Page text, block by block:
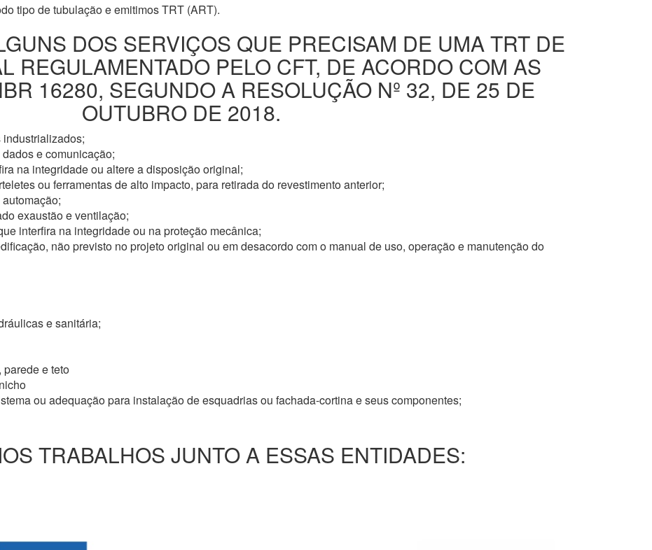
tipo de tubulação e emitimos TRT (ART).
DOS SERVIÇOS QUE PRECISAM DE UMA TRT DE
REGULAMENTADO PELO CFT, DE ACORDO COM AS
16280, SEGUNDO A RESOLUÇÃO Nº 32, DE 25 DE
OUTUBRO DE 2018.
e comunicação;
na integridade ou altere a disposição original;
ou ferramentas de alto impacto, para retirada do revestimento anterior;
exaustão e ventilação;
interfira na integridade ou na proteção mecânica;
não previsto no projeto original ou em desacordo com o manual de uso, operação e manutenção do
e sanitária;
e teto
ou adequação para instalação de esquadrias ou fachada-cortina e seus componentes;
TRABALHOS JUNTO A ESSAS ENTIDADES: